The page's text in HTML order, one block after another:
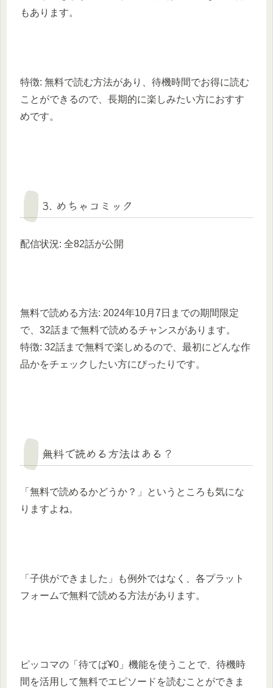
もあります。
特徴: 無料で読む方法があり、待機時間でお得に読む
ことができるので、長期的に楽しみたい方におすす
めです。
3. めちゃコミック
配信状況: 全82話が公開
無料で読める方法: 2024年10月7日までの期間限定
で、32話まで無料で読めるチャンスがあります。
特徴: 32話まで無料で楽しめるので、最初にどんな作
品かをチェックしたい方にぴったりです。
無料で読める方法はある？
「無料で読めるかどうか？」というところも気にな
りますよね。
「子供ができました」も例外ではなく、各プラット
フォームで無料で読める方法があります。
ピッコマの「待てば¥0」機能を使うことで、待機時
間を活用して無料でエピソードを読むことができま